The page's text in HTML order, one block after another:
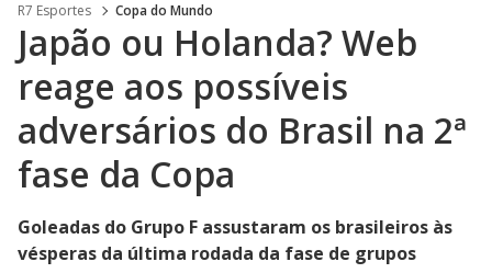
R7 Esportes Copa do Mundo
Japão ou Holanda? Web
reage aos possíveis
adversários do Brasil na 2ª
fase da Copa
Goleadas do Grupo F assustaram os brasileiros às
vésperas da última rodada da fase de grupos